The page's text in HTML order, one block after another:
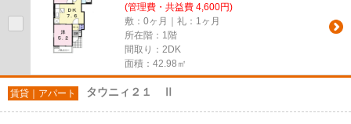
(管理費・共益費 4,600円)
敷：0ヶ月｜礼：1ヶ月
所在階：1階
間取り：2DK
面積：42.98㎡
賃貸｜アパート タウニィ２１ Ⅱ